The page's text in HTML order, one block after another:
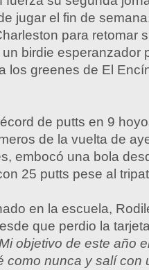
jugar el fin de
para retomar
birdie esperanzador
los greenes de El
de putts en 9
de la vuelta de
embocó una bola
25 putts pese al
en la escuela,
que perdio la
objetivo de este año
como nunca y salí con